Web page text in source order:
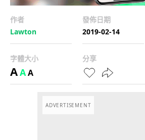
作者
Lawton
發佈日期
2019-02-14
字體大小
AAA
分享
ADVERTISEMENT